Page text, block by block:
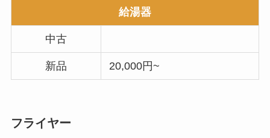
給湯器
中古
新品 20,000円~
フライヤー